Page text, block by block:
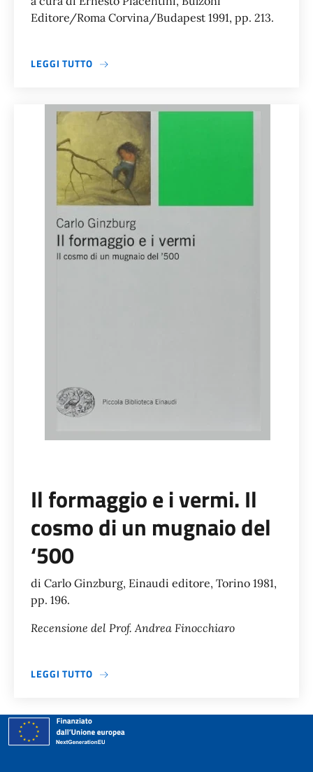
Editore/Roma Corvina/Budapest 1991, pp. 213.
LEGGI TUTTOA PROPOSITO DI IL DIARIO DELL’ASSEDIO E
Il formaggio e i vermi. Il
cosmo di un mugnaio del
‘500
di Carlo Ginzburg, Einaudi editore, Torino 1981,
pp. 196.
Recensione del Prof. Andrea Finocchiaro
LEGGI TUTTOA PROPOSITO DI IL FORMAGGIO E I VERMI.